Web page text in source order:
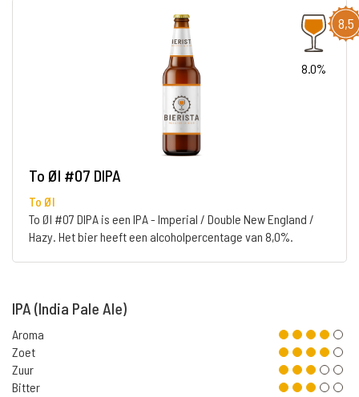
8,5
8.0%
To Øl #07 DIPA
To Øl
To Øl #07 DIPA is een IPA - Imperial / Double New England /
Hazy. Het bier heeft een alcoholpercentage van 8,0%.
IPA (India Pale Ale)
Aroma
Zoet
Zuur
Bitter